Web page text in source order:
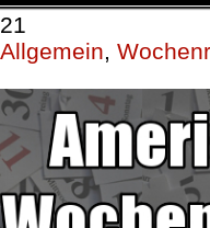
Allgemein,